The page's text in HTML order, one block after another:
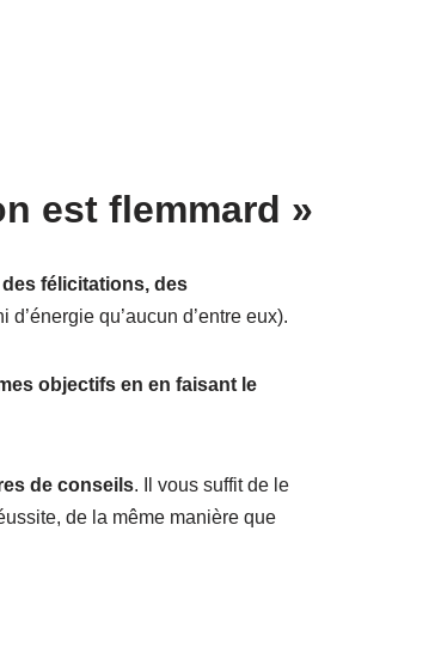
est flemmard »
félicitations, des
qu’aucun d’entre eux).
objectifs en en faisant le
de conseils. Il vous suffit de le
de la même manière que